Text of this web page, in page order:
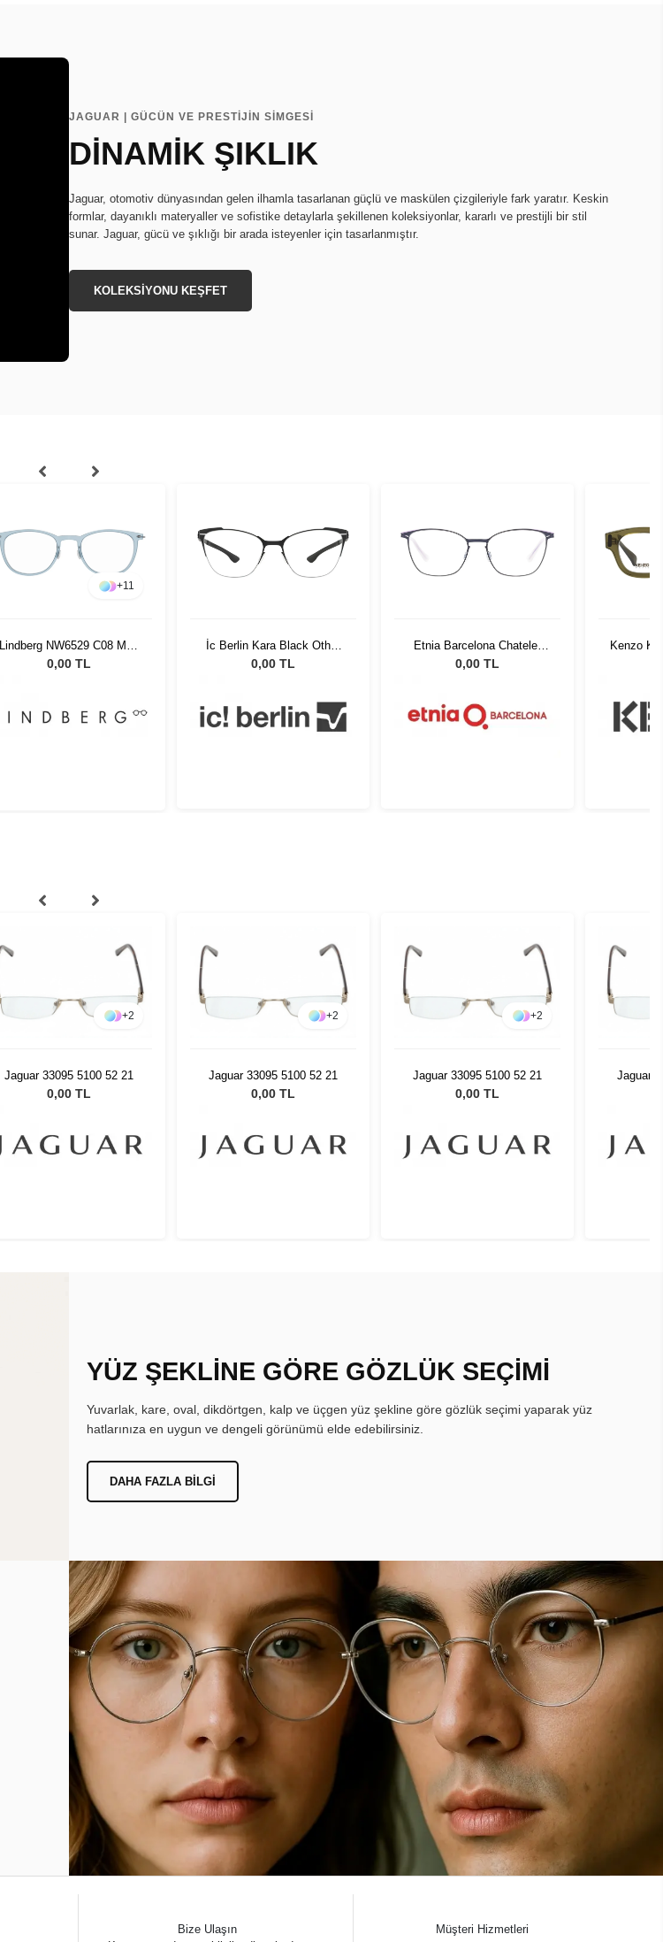
JAGUAR | GÜCÜN VE PRESTİJİN SİMGESİ
DİNAMİK ŞIKLIK
Jaguar, otomotiv dünyasından gelen ilhamla tasarlanan güçlü ve maskülen çizgileriyle fark yaratır. Keskin
formlar, dayanıklı materyaller ve sofistike detaylarla şekillenen koleksiyonlar, kararlı ve prestijli bir stil
sunar. Jaguar, gücü ve şıklığı bir arada isteyenler için tasarlanmıştır.
KOLEKSİYONU KEŞFET
+11
Lindberg NW6529 C08 M10
49802
0,00 TL
İc Berlin Kara Black Other
Smoke
0,00 TL
Etnia Barcelona Chatelet
BLPK 53
0,00 TL
Kenzo
+2
Jaguar 33095 5100 52 21
0,00 TL
+2
Jaguar 33095 5100 52 21
0,00 TL
+2
Jaguar 33095 5100 52 21
0,00 TL
Jaguar
YÜZ ŞEKLİNE GÖRE GÖZLÜK SEÇİMİ
Yuvarlak, kare, oval, dikdörtgen, kalp ve üçgen yüz şekline göre gözlük seçimi yaparak yüz
hatlarınıza en uygun ve dengeli görünümü elde edebilirsiniz.
DAHA FAZLA BILGI
Bize Ulaşın
Müşteri Hizmetleri